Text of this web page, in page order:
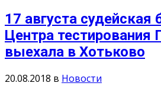
17 августа судейская
Центра тестирования
выехала в Хотьково
20.08.2018 в Новости